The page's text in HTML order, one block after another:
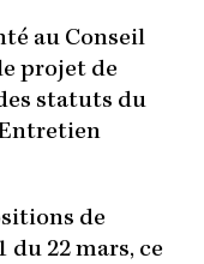
au Conseil
projet de
statuts du
de
du 22 mars, ce